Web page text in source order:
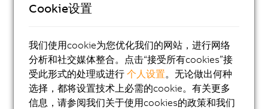
产品生命周期
隐私声明
虚拟标记
物料合规
Cookie设置
我们使用cookie为您优化我们的网站，进行网络
分析和社交媒体整合。点击“接受所有cookies”接
受此形式的处理或进行个人设置。无论做出何种
选择，都将设置技术上必需的cookie。有关更多
信息，请参阅我们关于使用cookies的政策和我们